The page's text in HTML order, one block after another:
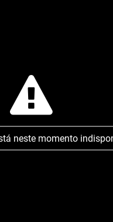
neste momento